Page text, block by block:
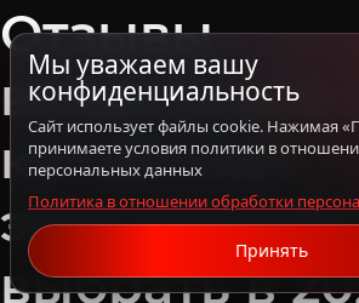
Отзывы
владельцев:
китайский
выбрать в
Мы уважаем вашу
конфиденциальность
Сайт использует файлы cookie. Нажимая
принимаете условия политики в
персональных данных
Политика в отношении обработки
Принять